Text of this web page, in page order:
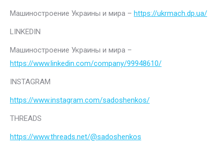
Машиностроение Украины и мира – https://ukrmach.dp.ua/
LINKEDIN
Машиностроение Украины и мира –
https://www.linkedin.com/company/99948610/
INSTAGRAM
https://www.instagram.com/sadoshenkos/
THREADS
https://www.threads.net/@sadoshenkos